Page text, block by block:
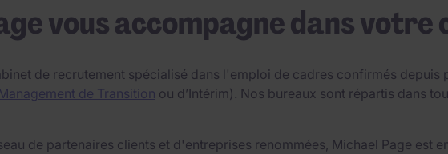
vous accompagne dans
de recrutement spécialisé dans l'emploi de cadres confirmés depuis
Management de Transition ou d’Intérim). Nos bureaux sont répartis dans
de partenaires clients et d'entreprises renommées, Michael Page est